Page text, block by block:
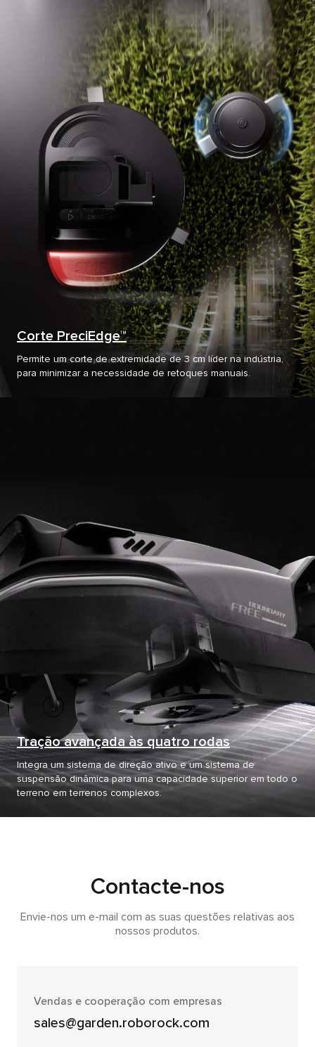
Corte PreciEdge™
Permite um corte de extremidade de 3 cm líder na indústria,
para minimizar a necessidade de retoques manuais.
Tração avançada às quatro rodas
Integra um sistema de direção ativo e um sistema de
suspensão dinâmica para uma capacidade superior em todo o
terreno em terrenos complexos.
Contacte-nos
Envie-nos um e-mail com as suas questões relativas aos
nossos produtos.
Vendas e cooperação com empresas
sales@garden.roborock.com